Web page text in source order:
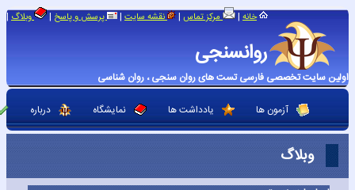
روانسنجی
اولین سایت تخصصی فارسی تست های روان سنجی ، روان شناسی
خانه | مرکز تماس | نقشه سایت | پرسش و پاسخ | وبلاگ |
آزمون ها یادداشت ها نمایشگاه درباره
وبلاگ